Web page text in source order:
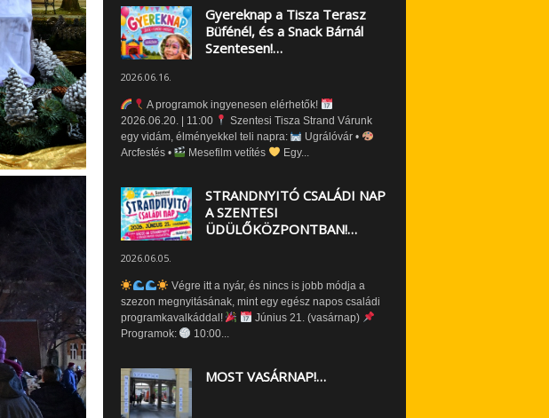
Gyereknap a Tisza Terasz
Büfénél, és a Snack Bárnál
Szentesen!…
2026.06.16.
A programok ingyenesen elérhetők!
2026.06.20. | 11:00
Szentesi Tisza Strand Várunk
egy vidám, élményekkel teli napra:
Ugrálóvár •
Arcfestés •
Mesefilm vetítés Egy...
STRANDNYITÓ CSALÁDI NAP
A SZENTESI
ÜDÜLŐKÖZPONTBAN!…
2026.06.05.
Végre itt a nyár, és nincs is jobb módja a
szezon megnyitásának, mint egy egész napos családi
programkavalkáddal!
Június 21. (vasárnap)
Programok:
10:00...
MOST VASÁRNAP!…